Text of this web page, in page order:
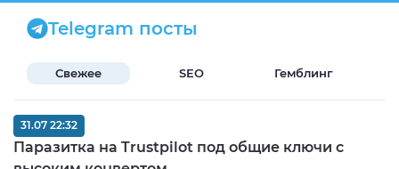
Telegram посты
Свежее SEO Гемблинг
Паразитка на Trustpilot под общие ключи с
31.07 22:32